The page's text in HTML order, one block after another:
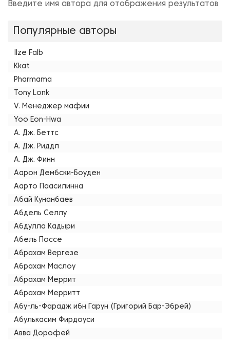
Введите имя автора для отображения результатов
Популярные авторы
Ilze Falb
Kkat
Pharmama
Tony Lonk
V. Менеджер мафии
Yoo Eon-Hwa
А. Дж. Беттс
А. Дж. Риддл
А. Дж. Финн
Аарон Дембски-Боуден
Аарто Паасилинна
Абай Кунанбаев
Абдель Селлу
Абдулла Кадыри
Абель Поссе
Абрахам Вергезе
Абрахам Маслоу
Абрахам Меррит
Абрахам Мерритт
Абу-ль-Фарадж ибн Гарун (Григорий Бар-Эбрей)
Абулькасим Фирдоуси
Авва Дорофей